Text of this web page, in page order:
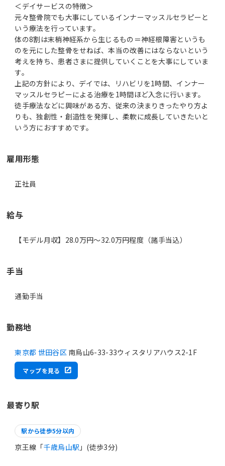
＜デイサービスの特徴＞
元々整骨院でも大事にしているインナーマッスルセラピーと
いう療法を行っています。
体の8割は末梢神経系から生じるもの＝神経根障害というも
のを元にした整骨をせねば、本当の改善にはならないという
考えを持ち、患者さまに提供していくことを大事にしていま
す。
上記の方針により、デイでは、リハビリを1時間、インナー
マッスルセラピーによる治療を1時間ほど入念に行います。
徒手療法などに興味がある方、従来の決まりきったやり方よ
りも、独創性・創造性を発揮し、柔軟に成長していきたいと
いう方におすすめです。
雇用形態
正社員
給与
【モデル月収】28.0万円〜32.0万円程度（諸手当込）
手当
通勤手当
勤務地
東京都 世田谷区南烏山6-33-33ウィスタリアハウス2-1F
マップを見る
最寄り駅
駅から徒歩5分以内
京王線「千歳烏山駅 」(徒歩3分)